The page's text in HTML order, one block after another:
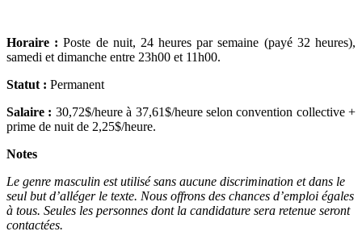
Horaire :Poste de nuit, 24 heures par semaine (payé 32 heures),
samedi et dimanche entre 23h00 et 11h00.
Statut : Permanent
Salaire : 30,72$/heure à 37,61$/heure selon convention collective +
prime de nuit de 2,25$/heure.
Notes
Le genre masculin est utilisé sans aucune discrimination et dans le
seul but d’alléger le texte. Nous offrons des chances d’emploi égales
à tous. Seules les personnes dont la candidature sera retenue seront
contactées.